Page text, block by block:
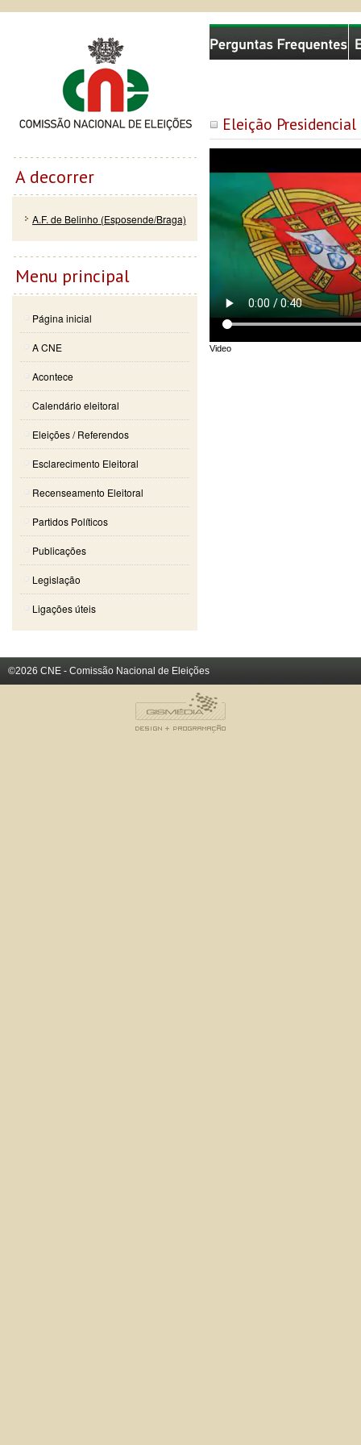
Eleição
Video
Comissão Nacional de Eleições
A decorrer
A.F. de Belinho (Esposende/Braga)
Menu principal
Página inicial
A CNE
Acontece
Calendário eleitoral
Eleições / Referendos
Esclarecimento Eleitoral
Recenseamento Eleitoral
Partidos Políticos
Publicações
Legislação
Ligações úteis
©2026 CNE - Comissão Nacional de Eleições